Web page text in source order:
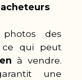
des
ce qui peut
à vendre.
une